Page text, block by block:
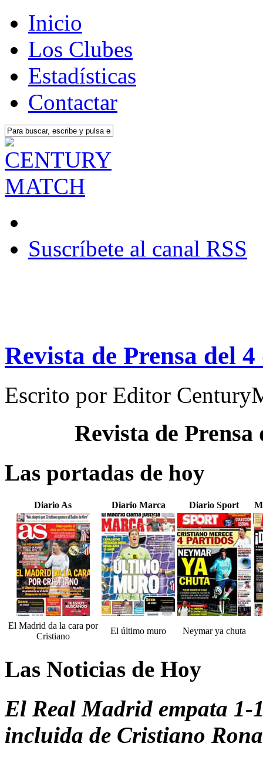
Inicio
Los Clubes
Estadísticas
Contactar
Suscríbete al canal RSS
Revista de Prensa del
Escrito por Editor
Revista de
Las portadas de hoy
Diario As Diario Marca Diario Sport
El Madrid da la cara por
Cristiano
El último muro Neymar ya chuta
Las Noticias de Hoy
El Real Madrid empata
incluida de Cristiano